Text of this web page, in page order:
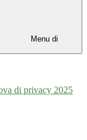
Menu di
di privacy 2025